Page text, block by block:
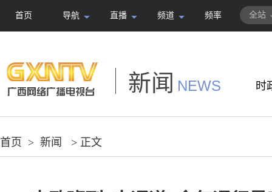
首页 导航 直播 频道 频率 全站
新闻 NEWS 时
首页 > 新闻 > 正文